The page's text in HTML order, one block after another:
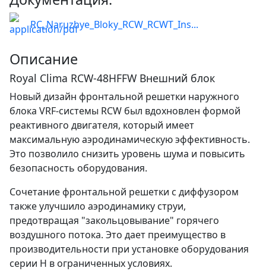
RC_Naruzhye_Bloky_RCW_RCWT_Ins...
Описание
Royal Clima RCW-48HFFW Внешний блок
Новый дизайн фронтальной решетки наружного
блока VRF-системы RCW был вдохновлен формой
реактивного двигателя, который имеет
максимальную аэродинамическую эффективность.
Это позволило снизить уровень шума и повысить
безопасность оборудования.
Сочетание фронтальной решетки с диффузором
также улучшило аэродинамику струи,
предотвращая "закольцовывание" горячего
воздушного потока. Это дает преимущество в
производительности при установке оборудования
серии Н в ограниченных условиях.